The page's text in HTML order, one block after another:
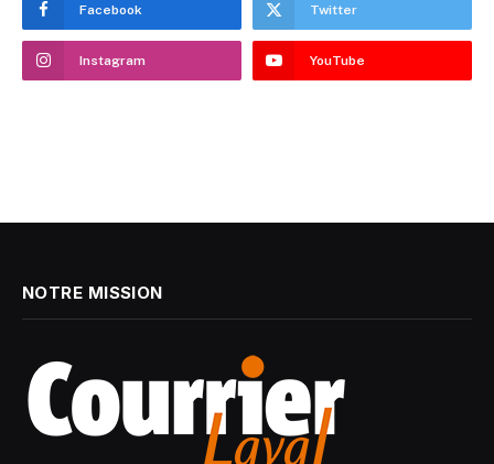
Facebook Twitter
Instagram YouTube
NOTRE MISSION